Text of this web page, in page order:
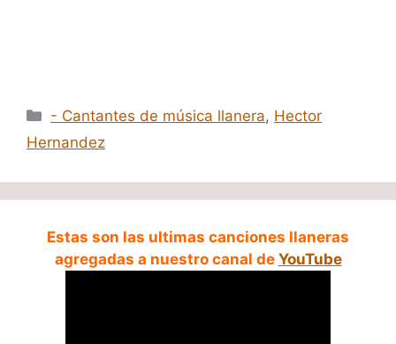
Categorías
- Cantantes de música llanera, Hector
Hernandez
Estas son las ultimas canciones llaneras
agregadas a nuestro canal de YouTube